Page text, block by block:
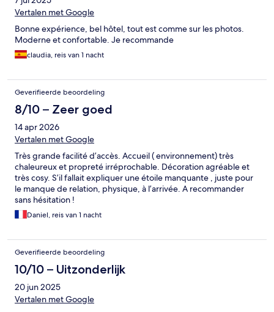
Vertalen met Google
Bonne expérience, bel hôtel, tout est comme sur les photos.
Moderne et confortable. Je recommande
claudia, reis van 1 nacht
Geverifieerde beoordeling
8/10 – Zeer goed
14 apr 2026
Vertalen met Google
Très grande facilité d’accès. Accueil ( environnement) très
chaleureux et propreté irréprochable. Décoration agréable et
très cosy. S’il fallait expliquer une étoile manquante , juste pour
le manque de relation, physique, à l’arrivée. A recommander
sans hésitation !
Daniel, reis van 1 nacht
Geverifieerde beoordeling
10/10 – Uitzonderlijk
20 jun 2025
Vertalen met Google